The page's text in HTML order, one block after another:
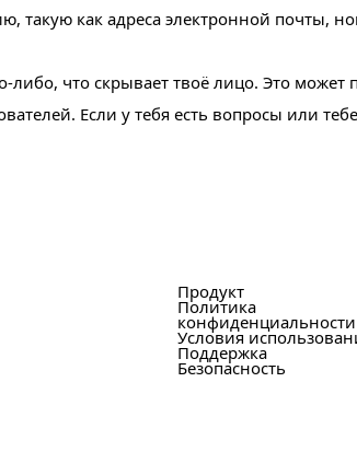
такую как адреса электронной почты,
что скрывает твоё лицо. Это может
Если у тебя есть вопросы или
Продукт
Политика
конфиденциальности
Условия
Поддержка
Безопасность